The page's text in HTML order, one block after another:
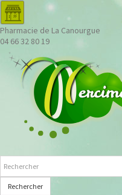
Pharmacie de La Canourgue
04 66 32 80 19
Rechercher